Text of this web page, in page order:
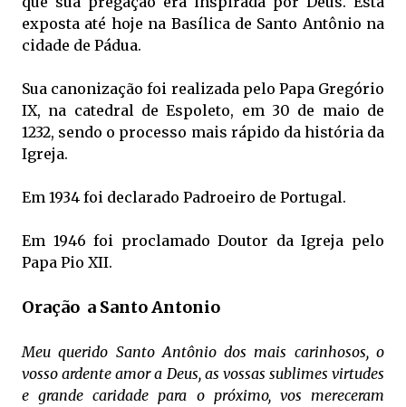
exposta até hoje na Basílica de Santo Antônio na
cidade de Pádua.
Sua canonização foi realizada pelo Papa Gregório
IX, na catedral de Espoleto, em 30 de maio de
1232, sendo o processo mais rápido da história da
Igreja.
Em 1934 foi declarado Padroeiro de Portugal.
Em 1946 foi proclamado Doutor da Igreja pelo
Papa Pio XII.
Oração a Santo Antonio
Meu querido Santo Antônio dos mais carinhosos, o
vosso ardente amor a Deus, as vossas sublimes virtudes
e grande caridade para o próximo, vos mereceram